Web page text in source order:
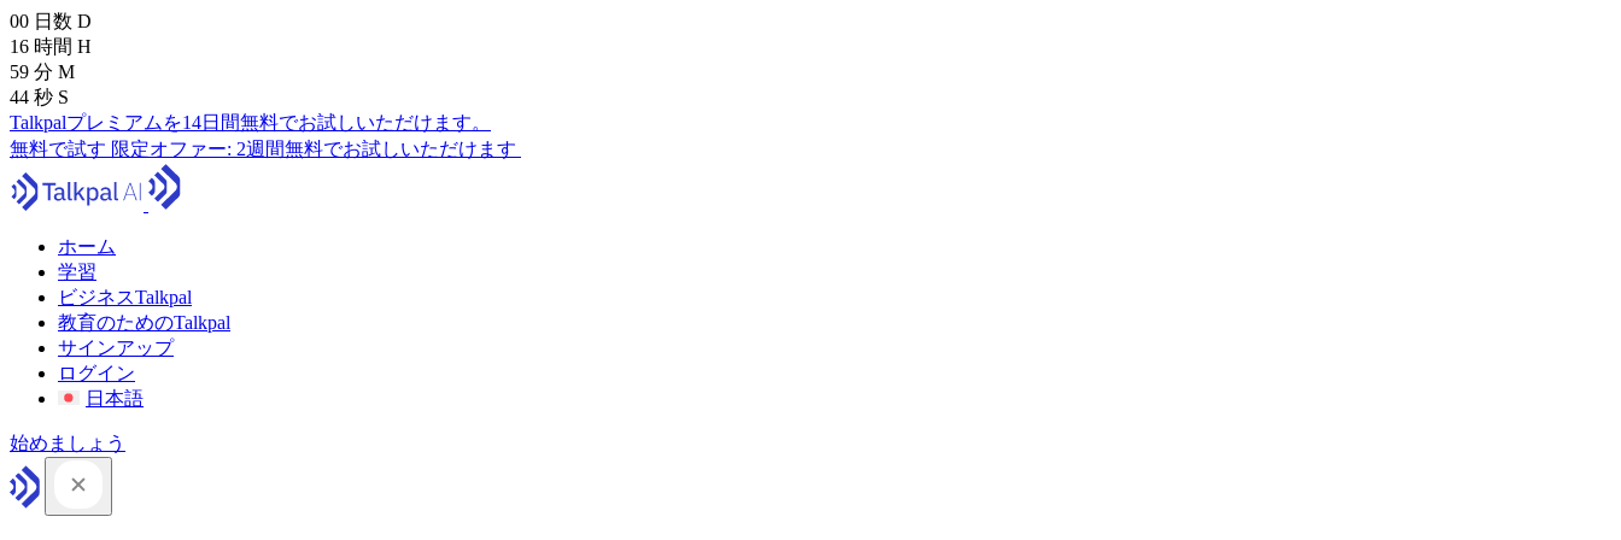
00 日数 D
16 時間 H
59 分 M
43 秒 S
Talkpalプレミアムを14日間無料でお試しいただけます。
無料で試す 限定オファー: 2週間無料でお試しいただけます
ホーム
学習
ビジネスTalkpal
教育のためのTalkpal
サインアップ
ログイン
日本語
始めましょう